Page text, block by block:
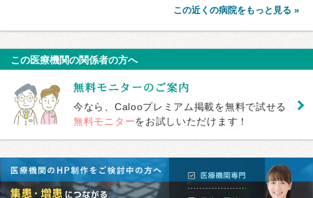
この近くの病院をもっと見る »
この医療機関の関係者の方へ
今なら、Calooプレミアム掲載を無料で試せる
無料モニターをお試しいただけます！